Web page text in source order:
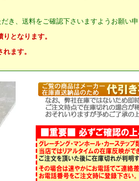
き、送料をご確認下さいますようお願い申
となります。
ます。